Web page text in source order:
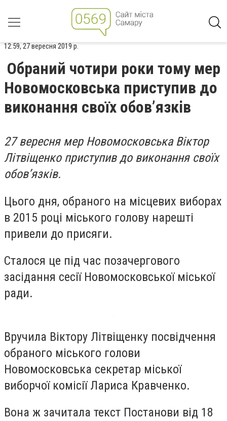
12:59, 27 вересня 2019 р.
Обраний чотири роки тому мер
Новомосковська приступив до
виконання своїх обов’язків
27 вересня мер Новомосковська Віктор
Літвіщенко приступив до виконання своїх
обов’язків.
Цього дня, обраного на місцевих виборах
в 2015 році міського голову нарешті
привели до присяги.
Сталося це під час позачергового
засідання сесії Новомосковської міської
ради.
Вручила Віктору Літвіщенку посвідчення
обраного міського голови
Новомосковська секретар міської
виборчої комісії Лариса Кравченко.
Вона ж зачитала текст Постанови від 18